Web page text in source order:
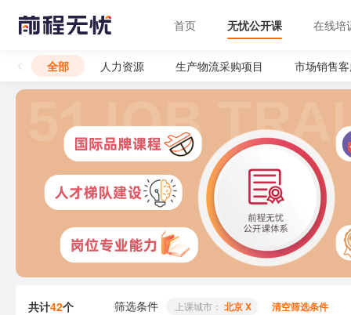
首页 无忧公开课 在线培
全部 人力资源 生产物流采购项目 市场销售
共计42个 筛选条件 上课城市： 北京 X 清空筛选条件